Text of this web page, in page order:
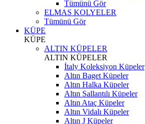
Tümünü Gör
ELMAS KOLYELER
Tümünü Gör
KÜPE
KÜPE
ALTIN KÜPELER
ALTIN KÜPELER
İtaly Koleksiyon Küpeler
Altın Baget Küpeler
Altın Halka Küpeler
Altın Sallantılı Küpeler
Altın Ataç Küpeler
Altın Vidalı Küpeler
Altın J Küpeler